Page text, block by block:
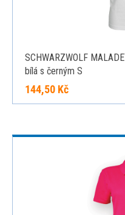
SCHWARZWOLF
bílá s černým S
144,50 Kč